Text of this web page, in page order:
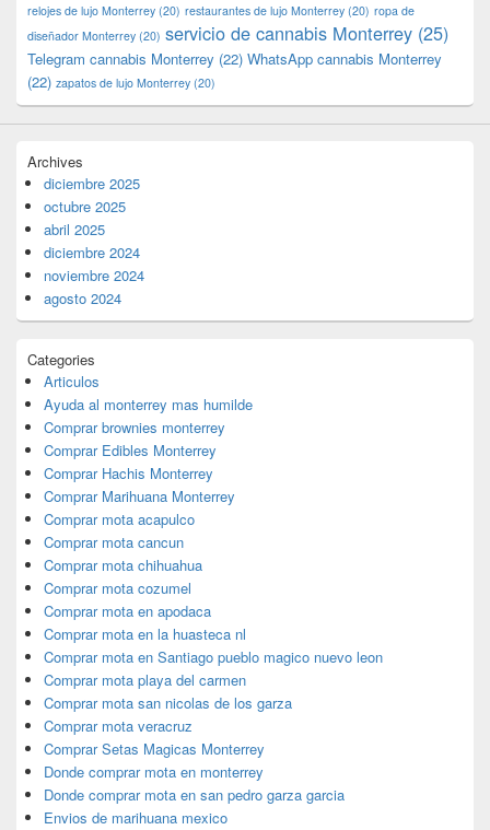
relojes de lujo Monterrey (20) restaurantes de lujo Monterrey (20) ropa de
diseñador Monterrey (20) servicio de cannabis Monterrey (25)
Telegram cannabis Monterrey (22) WhatsApp cannabis Monterrey
(22) zapatos de lujo Monterrey (20)
Archives
diciembre 2025
octubre 2025
abril 2025
diciembre 2024
noviembre 2024
agosto 2024
Categories
Articulos
Ayuda al monterrey mas humilde
Comprar brownies monterrey
Comprar Edibles Monterrey
Comprar Hachis Monterrey
Comprar Marihuana Monterrey
Comprar mota acapulco
Comprar mota cancun
Comprar mota chihuahua
Comprar mota cozumel
Comprar mota en apodaca
Comprar mota en la huasteca nl
Comprar mota en Santiago pueblo magico nuevo leon
Comprar mota playa del carmen
Comprar mota san nicolas de los garza
Comprar mota veracruz
Comprar Setas Magicas Monterrey
Donde comprar mota en monterrey
Donde comprar mota en san pedro garza garcia
Envios de marihuana mexico